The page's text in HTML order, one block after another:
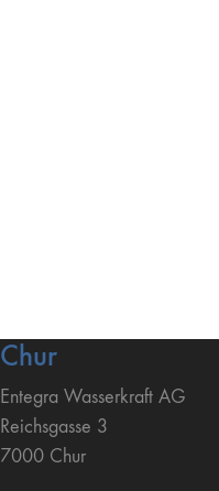
Chur
Entegra Wasserkraft AG
Reichsgasse 3
7000 Chur